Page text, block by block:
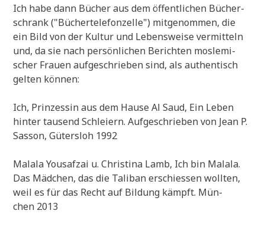
Ich habe dann Bücher aus dem öffent­li­chen Bücher­
schrank ("Bücher­te­le­fon­zel­le") mit­ge­nom­men, die
ein Bild von der Kul­tur und Lebens­wei­se ver­mit­teln
und, da sie nach per­sön­li­chen Berich­ten mos­le­mi­
scher Frau­en auf­ge­schrie­ben sind, als authen­tisch
gel­ten können:
Ich, Prin­zes­sin aus dem Hau­se Al Saud, Ein Leben
hin­ter tau­send Schlei­ern. Auf­ge­schrie­ben von Jean P.
Sas­son, Güters­loh 1992
Mala­la You­saf­zai u. Chri­sti­na Lamb, Ich bin Mala­la.
Das Mäd­chen, das die Tali­ban erschie­ssen woll­ten,
weil es für das Recht auf Bil­dung kämpft. Mün­
chen 2013